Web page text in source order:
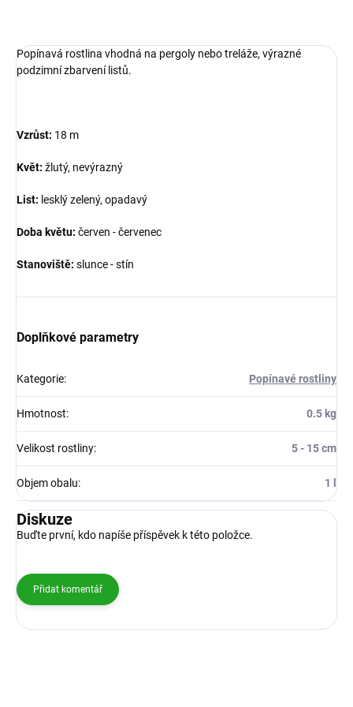
Popínavá rostlina vhodná na pergoly nebo treláže, výrazné
podzimní zbarvení listů.
Vzrůst: 18 m
Květ: žlutý, nevýrazný
List: lesklý zelený, opadavý
Doba květu: červen - červenec
Stanoviště: slunce - stín
Doplňkové parametry
Kategorie: Popínavé rostliny
Hmotnost: 0.5 kg
Velikost rostliny: 5 - 15 cm
Objem obalu: 1 l
Diskuze
Buďte první, kdo napíše příspěvek k této položce.
Přidat komentář